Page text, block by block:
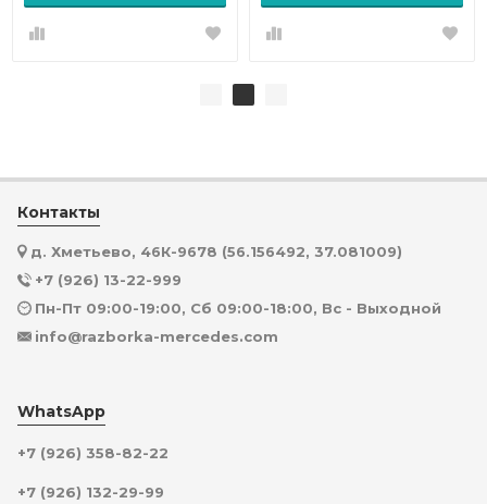
Контакты
д. Хметьево, 46К-9678 (56.156492, 37.081009)
+7 (926) 13-22-999
Пн-Пт 09:00-19:00, Сб 09:00-18:00, Вс - Выходной
info@razborka-mercedes.com
WhatsApp
+7 (926) 358-82-22
+7 (926) 132-29-99